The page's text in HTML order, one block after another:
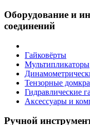
Оборудование и
соединений
Гайковёрты
Мультипликаторы
Тензорные
Гидравлические
Аксессуары и
Ручной